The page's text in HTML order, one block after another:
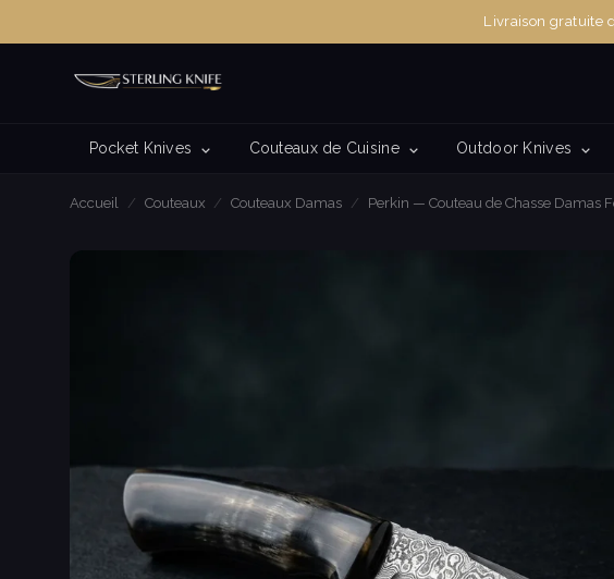
Livraison gratuite
Pocket Knives Couteaux de Cuisine Outdoor Knives
Accueil / Couteaux / Couteaux Damas / Perkin — Couteau de Chasse Damas